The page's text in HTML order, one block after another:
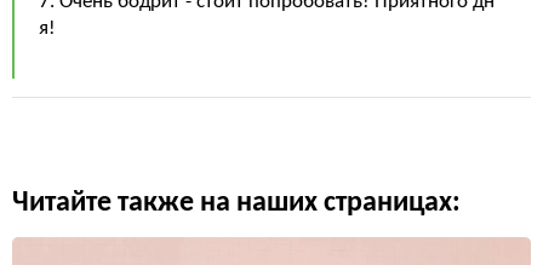
я!
Читайте также на наших страницах: